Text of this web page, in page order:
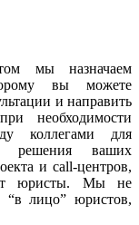
мы назначаем
вы можете
и направить
необходимости
коллегами для
решения ваших
и call-центров,
юристы. Мы не
“в лицо” юристов,